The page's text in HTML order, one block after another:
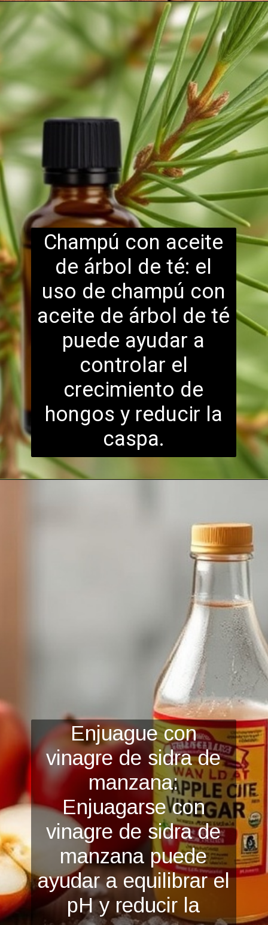
Champú con aceite
de árbol de té: el
uso de champú con
aceite de árbol de té
puede ayudar a
controlar el
crecimiento de
hongos y reducir la
caspa.
Enjuague con
vinagre de sidra de
manzana:
Enjuagarse con
vinagre de sidra de
manzana puede
ayudar a equilibrar el
pH y reducir la